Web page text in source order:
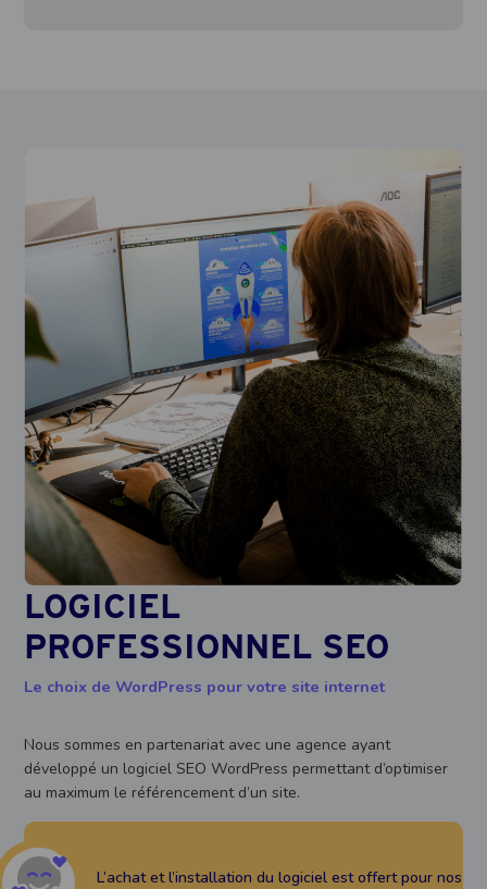
LOGICIEL
PROFESSIONNEL SEO
Le choix de WordPress pour votre site internet
Nous sommes en partenariat avec une agence ayant
développé un logiciel SEO WordPress permettant d’optimiser
au maximum le référencement d’un site.
L’achat et l’installation du logiciel est offert pour nos